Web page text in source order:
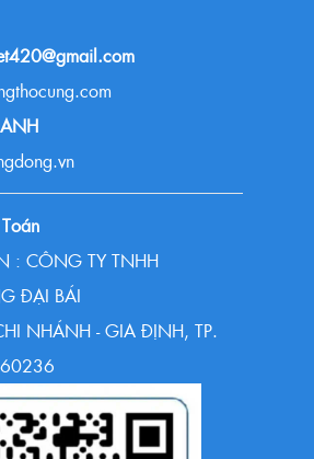
: CÔNG TY TNHH
ĐẠI BÁI
NHÁNH - GIA ĐỊNH, TP.